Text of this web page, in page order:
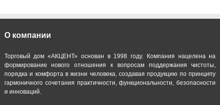
О компании
Торговый дом «АКЦЕНТ» основан в 1998 году. Компания нацелена на
формирование нового отношения к вопросам поддержания чистоты,
порядка и комфорта в жизни человека, создавая продукцию по принципу
гармоничного сочетания практичности, функциональности, безопасности
и инноваций.